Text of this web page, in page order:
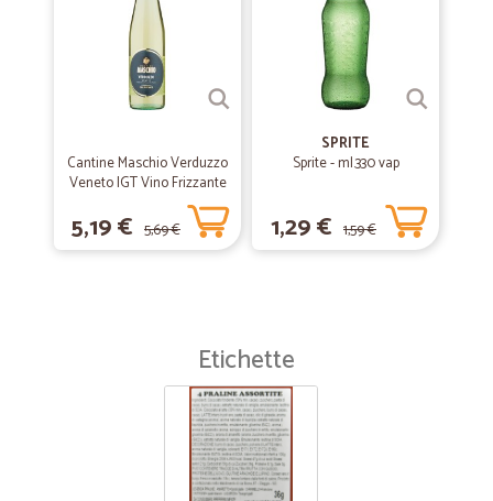
Cantine Maschio Verduzzo
Veneto IGT Vino Frizzante
5,19 € 5,69 €
SPRITE
Sprite - ml.330 vap
1,29 € 1,59 €
Etichette